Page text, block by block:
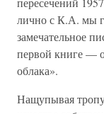
лично с К.А. мы
замечательное
первой книге —
облака».
Нащупывая